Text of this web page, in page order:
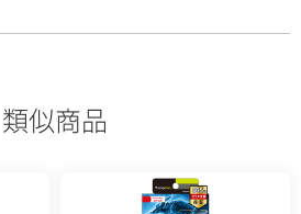
類似商品